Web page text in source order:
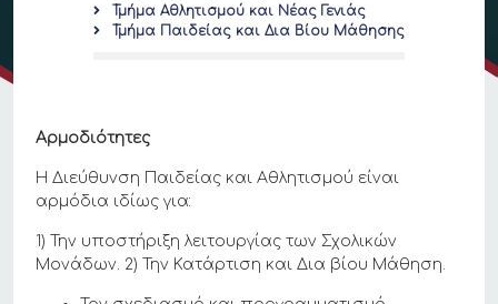
Τμήμα Αθλητισμού και Νέας Γενιάς
Τμήμα Παιδείας και Δια Βίου Μάθησης
Αρμοδιότητες
Η Διεύθυνση Παιδείας και Αθλητισμού είναι
αρμόδια ιδίως για:
1) Την υποστήριξη λειτουργίας των Σχολικών
Μονάδων. 2) Την Κατάρτιση και Δια βίου Μάθηση.